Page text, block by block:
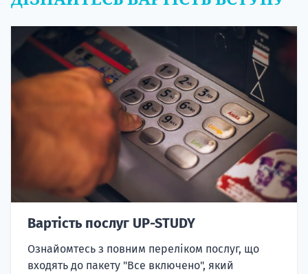
Вартість послуг UP-STUDY
Ознайомтесь з повним переліком послуг, що
входять до пакету "Все включено", який